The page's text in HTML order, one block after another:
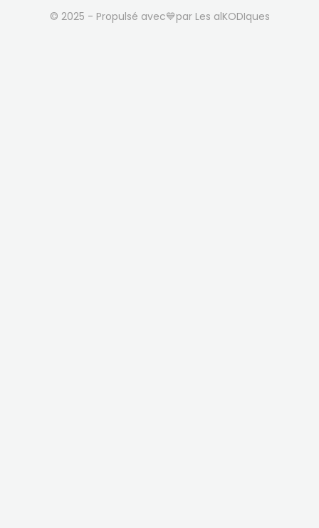
© 2025 - Propulsé avec💙par Les alKODIques